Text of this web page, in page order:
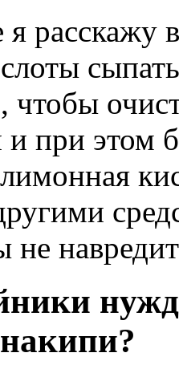
я расскажу
чтобы
при этом
не